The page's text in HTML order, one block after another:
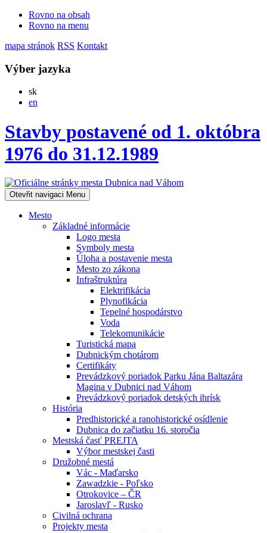
Rovno na obsah
Rovno na menu
mapa stránok RSS Kontakt
Výber jazyka
skSlovensky
en
Stavby postavené od 1. októbra
1976 do 31.12.1989
Otevřit navigaci Menu
Mesto
Základné informácie
Logo mesta
Symboly mesta
Úloha a postavenie mesta
Mesto zo zákona
Infraštruktúra
Elektrifikácia
Plynofikácia
Tepelné hospodárstvo
Voda
Telekomunikácie
Turistická mapa
Dubnickým chotárom
Certifikáty
Prevádzkový poriadok Parku Jána Baltazára
Magina v Dubnici nad Váhom
Prevádzkový poriadok detských ihrísk
História
Predhistorické a ranohistorické osídlenie
Dubnica do začiatku 16. storočia
Mestská časť PREJTA
Výbor mestskej časti
Družobné mestá
Vác - Maďarsko
Zawadzkie - Poľsko
Otrokovice – ČR
Jaroslavľ - Rusko
Civilná ochrana
Projekty mesta